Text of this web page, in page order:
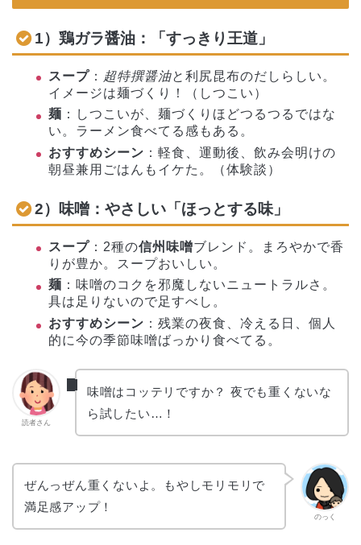
1）鶏ガラ醤油：「すっきり王道」
スープ ： 超特撰醤油と利尻昆布のだしらしい。
イメージは麺づくり！（しつこい）
麺 ：しつこいが、麺づくりほどつるつるではな
い。ラーメン食べてる感もある。
おすすめシーン ：軽食、運動後、飲み会明けの
朝昼兼用ごはんもイケた。（体験談）
2）味噌：やさしい「ほっとする味」
スープ ：2種の信州味噌ブレンド。まろやかで香
りが豊か。スープおいしい。
麺 ：味噌のコクを邪魔しないニュートラルさ。
具は足りないので足すべし。
おすすめシーン ：残業の夜食、冷える日、個人
的に今の季節味噌ばっかり食べてる。
読者さん
味噌はコッテリですか？ 夜でも重くないな
ら試したい…！
のっく
ぜんっぜん重くないよ。もやしモリモリで
満足感アップ！